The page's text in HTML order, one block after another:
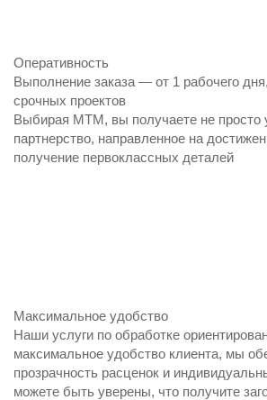
Оперативность
Выполнение заказа — от 1 рабочего
срочных проектов
Выбирая МТМ, вы получаете не просто
партнерство, направленное на
получение первоклассных деталей
Максимальное удобство
Наши услуги по обработке
максимальное удобство клиента, мы
прозрачность расценок и
можете быть уверены, что получите